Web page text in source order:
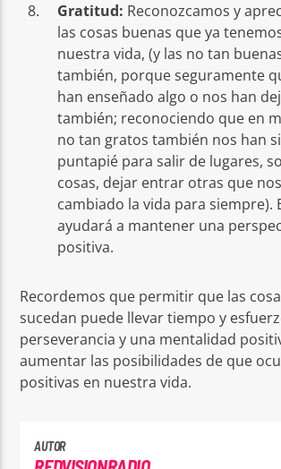
Gratitud: Reconozcamos y
las cosas buenas que ya
nuestra vida, (y las no tan
también, porque seguramente
han enseñado algo o nos han
también; reconociendo que en
no tan gratos también nos han
puntapié para salir de lugares,
cosas, dejar entrar otras que
cambiado la vida para siempre).
ayudará a mantener una
positiva.
Recordemos que permitir que las
sucedan puede llevar tiempo y
perseverancia y una mentalidad
aumentar las posibilidades de que
positivas en nuestra vida.
AUTOR